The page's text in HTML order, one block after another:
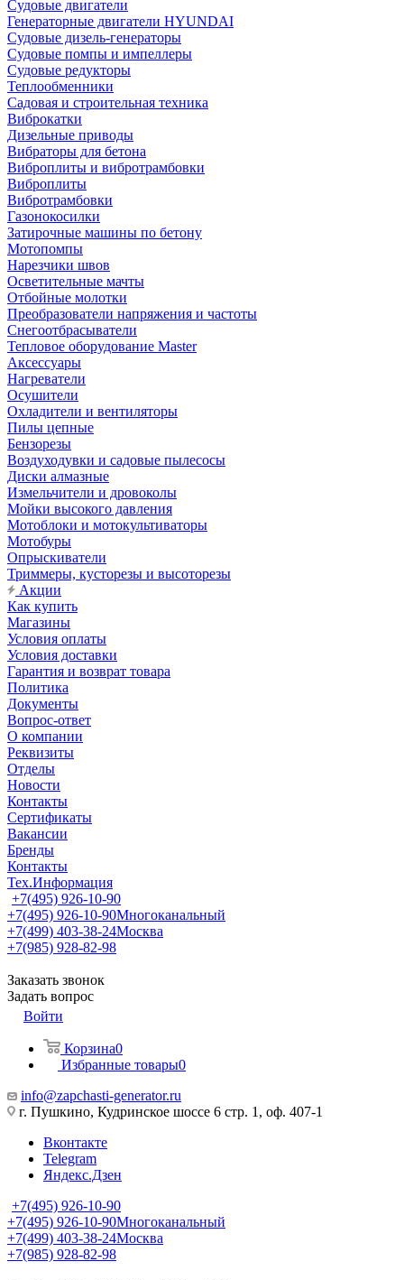
Судовые двигатели
Генераторные двигатели HYUNDAI
Судовые дизель-генераторы
Судовые помпы и импеллеры
Судовые редукторы
Теплообменники
Садовая и строительная техника
Виброкатки
Дизельные приводы
Вибраторы для бетона
Виброплиты и вибротрамбовки
Виброплиты
Вибротрамбовки
Газонокосилки
Затирочные машины по бетону
Мотопомпы
Нарезчики швов
Осветительные мачты
Отбойные молотки
Преобразователи напряжения и частоты
Снегоотбрасыватели
Тепловое оборудование Master
Аксессуары
Нагреватели
Осушители
Охладители и вентиляторы
Пилы цепные
Бензорезы
Воздуходувки и садовые пылесосы
Диски алмазные
Измельчители и дровоколы
Мойки высокого давления
Мотоблоки и мотокультиваторы
Мотобуры
Опрыскиватели
Триммеры, кусторезы и высоторезы
Акции
Как купить
Магазины
Условия оплаты
Условия доставки
Гарантия и возврат товара
Политика
Документы
Вопрос-ответ
О компании
Реквизиты
Отделы
Новости
Контакты
Сертификаты
Вакансии
Бренды
Контакты
Тех.Информация
+7(495) 926-10-90
+7(495) 926-10-90Многоканальный
+7(499) 403-38-24Москва
+7(985) 928-82-98
Заказать звонок
Задать вопрос
Войти
Корзина0
Избранные товары0
info@zapchasti-generator.ru
г. Пушкино, Кудринское шоссе 6 стр. 1, оф. 407-1
Вконтакте
Telegram
Яндекс.Дзен
+7(495) 926-10-90
+7(495) 926-10-90Многоканальный
+7(499) 403-38-24Москва
+7(985) 928-82-98